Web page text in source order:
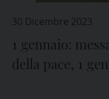
30 Dicembre 2023
1 gennaio:
della pace, 1